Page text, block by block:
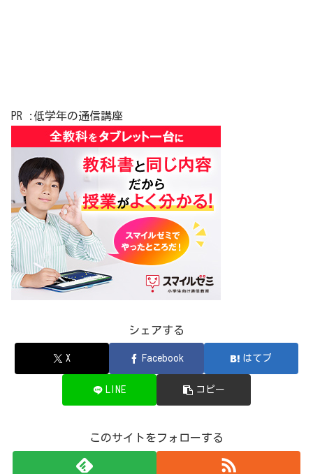
PR :低学年の通信講座
シェアする
X Facebook はてブ
LINE コピー
このサイトをフォローする